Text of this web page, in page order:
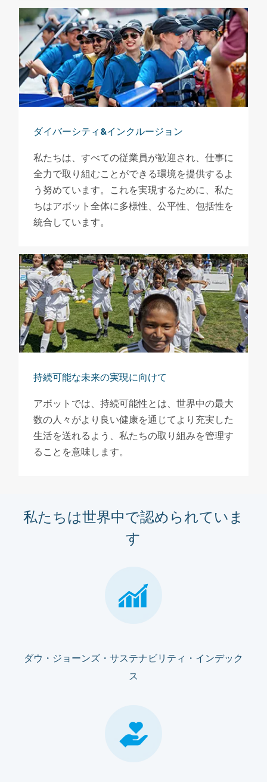
ダイバーシティ&インクルージョン
私たちは、すべての従業員が歓迎され、仕事に
全力で取り組むことができる環境を提供するよ
う努めています。これを実現するために、私た
ちはアボット全体に多様性、公平性、包括性を
統合しています。
持続可能な未来の実現に向けて
アボットでは、持続可能性とは、世界中の最大
数の人々がより良い健康を通じてより充実した
生活を送れるよう、私たちの取り組みを管理す
ることを意味します。
私たちは世界中で認められていま
す
ダウ・ジョーンズ・サステナビリティ・インデック
ス